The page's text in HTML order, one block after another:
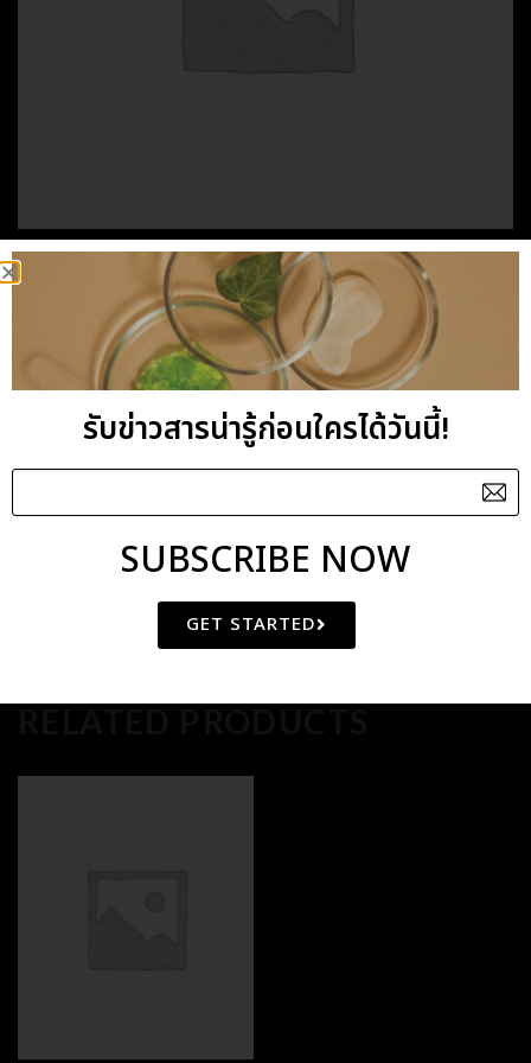
HOME / HAND & FOOT CARE / TEA BLEND
TEA BLEND FOOT
CREAM
Category:Tea Blend
รับข่าวสารน่ารู้ก่อนใครได้วันนี้!
SUBSCRIBE NOW
GET STARTED